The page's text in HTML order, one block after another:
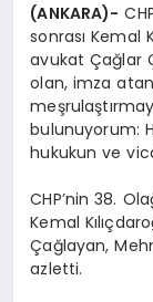
(ANKARA)-
sonrası Kemal
avukat Çağlar
olan, imza
bulunuyorum:
hukukun ve
CHP’nin 38.
Kemal
Çağlayan,
azletti.